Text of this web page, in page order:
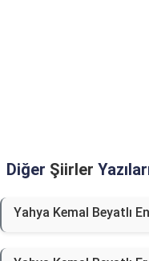
Diğer Şiirler
Yahya Kemal Beyatlı